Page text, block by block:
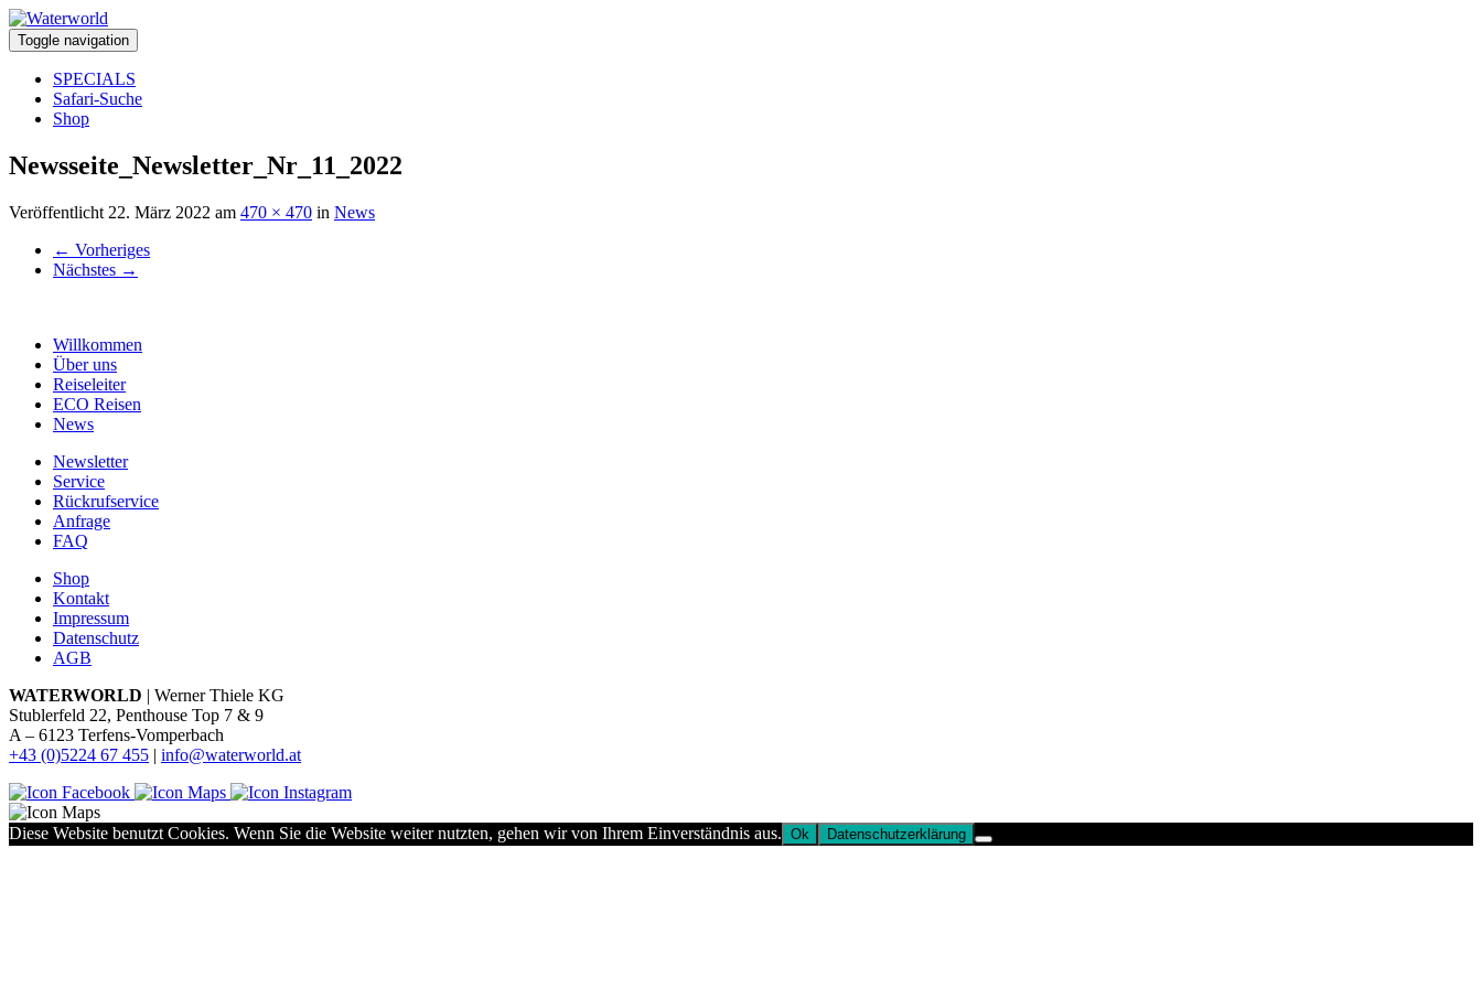
Toggle navigation
SPECIALS
Safari-Suche
Shop
Newsseite_Newsletter_Nr_11_2022
Veröffentlicht 22. März 2022 am 470 × 470 in News
← Vorheriges
Nächstes →
Willkommen
Über uns
Reiseleiter
ECO Reisen
News
Newsletter
Service
Rückrufservice
Anfrage
FAQ
Shop
Kontakt
Impressum
Datenschutz
AGB
WATERWORLD | Werner Thiele KG
Stublerfeld 22, Penthouse Top 7 & 9
A – 6123 Terfens-Vomperbach
+43 (0)5224 67 455 | info@waterworld.at
Diese Website benutzt Cookies. Wenn Sie die Website weiter nutzten, gehen wir von Ihrem Einverständnis aus. Ok Datenschutzerklärung